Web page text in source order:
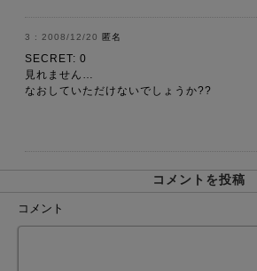
2008/12/20 匿名
SECRET: 0
見れません…
なおしていただけないでしょうか??
コメントを投稿
コメント